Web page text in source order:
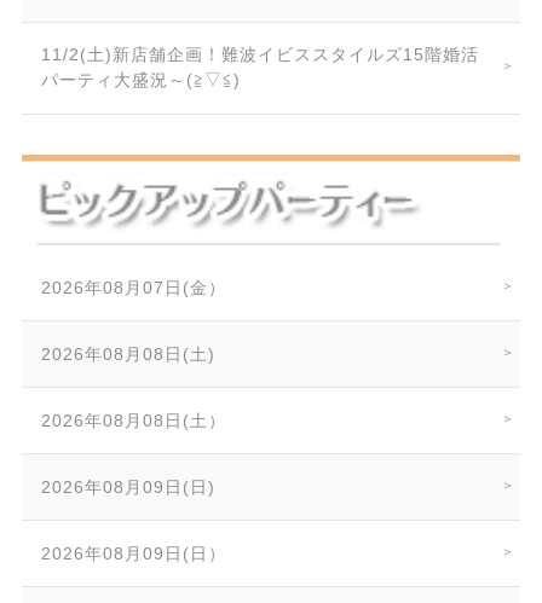
11/2(土)新店舗企画！難波イビススタイルズ15階婚活
パーティ大盛況～(≧▽≦)
2026年08月07日(金）
2026年08月08日(土)
2026年08月08日(土）
2026年08月09日(日)
2026年08月09日(日）